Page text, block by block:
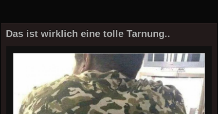
Das ist wirklich eine tolle Tarnung..